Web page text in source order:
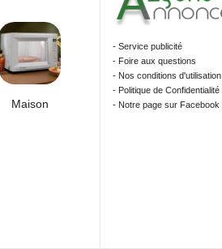
Maison
- Service publicité
- Foire aux questions
- Nos conditions d'utilisation
- Politique de Confidentialité
- Notre page sur Facebook